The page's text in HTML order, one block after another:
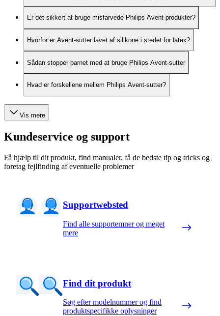
Er det sikkert at bruge misfarvede Philips Avent-produkter?
Hvorfor er Avent-sutter lavet af silikone i stedet for latex?
Sådan stopper barnet med at bruge Philips Avent-sutter
Hvad er forskellene mellem Philips Avent-sutter?
Vis mere
Kundeservice og support
Få hjælp til dit produkt, find manualer, få de bedste tip og tricks og
foretag fejlfinding af eventuelle problemer
Supportwebsted
Find alle supportemner og meget
mere
Find dit produkt
Søg efter modelnummer og find
produktspecifikke oplysninger